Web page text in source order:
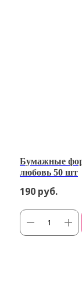
Бумажные
любовь 50 шт
190 руб.